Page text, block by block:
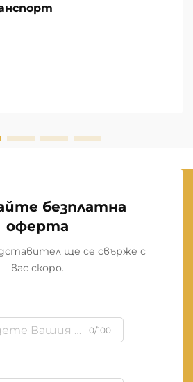
безплатна
оферта
ще се свърже с
вас скоро.
0/100